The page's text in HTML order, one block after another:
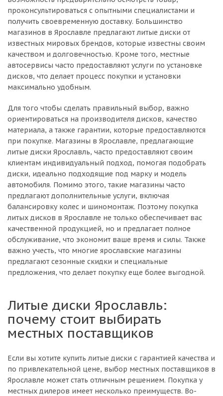
проконсультироваться с опытными специалистами и
получить своевременную доставку. Большинство
магазинов в Ярославле предлагают литые диски от
известных мировых брендов, которые известны своим
качеством и долговечностью. Кроме того, местные
автосервисы часто предоставляют услуги по установке
дисков, что делает процесс покупки и установки
максимально удобным.
Для того чтобы сделать правильный выбор, важно
ориентироваться на производителя дисков, качество
материала, а также гарантии, которые предоставляются
при покупке. Магазины в Ярославле, предлагающие
литые диски Ярославль, часто предоставляют своим
клиентам индивидуальный подход, помогая подобрать
диски, идеально подходящие под марку и модель
автомобиля. Помимо этого, такие магазины часто
предлагают дополнительные услуги, включая
балансировку колес и шиномонтаж. Поэтому покупка
литых дисков в Ярославле не только обеспечивает вас
качественной продукцией, но и предлагает полное
обслуживание, что экономит ваше время и силы. Также
важно учесть, что многие ярославские магазины
предлагают сезонные скидки и специальные
предложения, что делает покупку еще более выгодной.
Литые диски Ярославль:
почему стоит выбирать
местных поставщиков
Если вы хотите купить литые диски с гарантией качества и
по привлекательной цене, выбор местных поставщиков в
Ярославле может стать отличным решением. Покупка у
местных дилеров имеет несколько преимуществ. Во-